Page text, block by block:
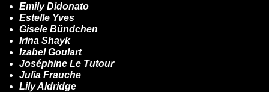
Emily Didonato
Estelle Yves
Gisele Bündchen
Irina Shayk
Izabel Goulart
Joséphine Le Tutour
Julia Frauche
Lily Aldridge